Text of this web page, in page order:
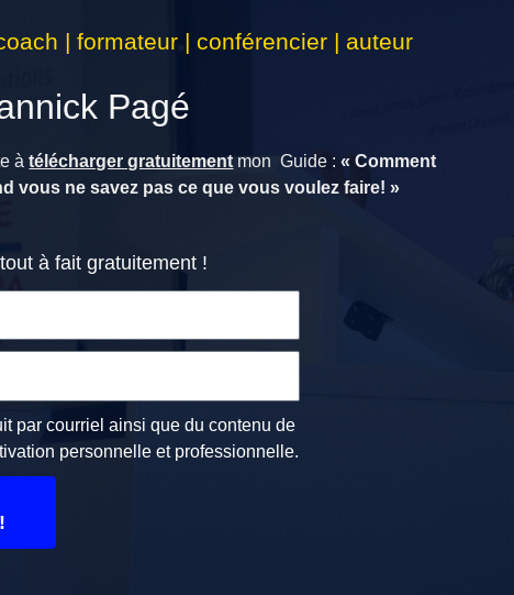
| formateur | conférencier | auteur
Pagé
àtélécharger gratuitementmon Guide :« Comment
vous ne savez pas ce que vous voulez faire! »
à fait gratuitement !
par courriel ainsi que du contenu de
personnelle et professionnelle.